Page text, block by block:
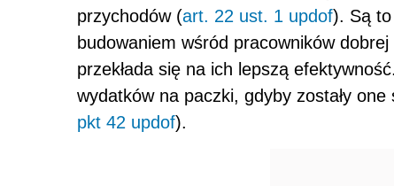
przychodów (art. 22 ust. 1 updof). Są
budowaniem wśród pracowników
przekłada się na ich lepszą
wydatków na paczki, gdyby zostały
pkt 42 updof).